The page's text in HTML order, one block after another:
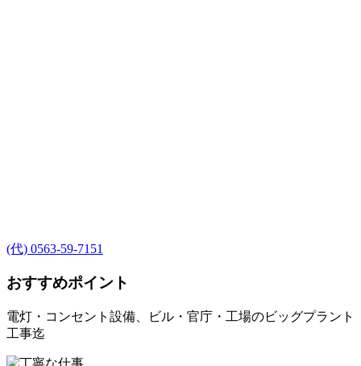
(代) 0563-59-7151
おすすめポイント
電灯・コンセント設備、ビル・官庁・工場のビッグプラント
工事迄